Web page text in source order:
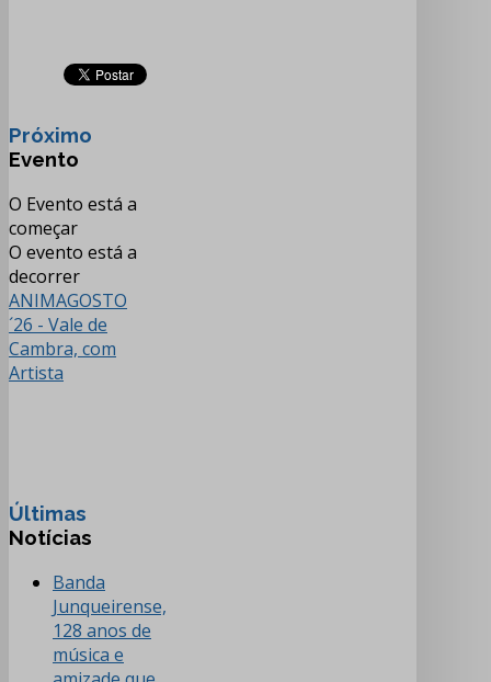
Próximo
Evento
O Evento está a
começar
O evento está a
decorrer
ANIMAGOSTO
´26 - Vale de
Cambra, com
Artista
Últimas
Notícias
Banda
Junqueirense,
128 anos de
música e